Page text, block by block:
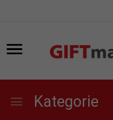
Kategorie